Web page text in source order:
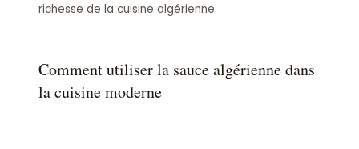
richesse de la cuisine algérienne.
Comment utiliser la sauce algérienne dans
la cuisine moderne